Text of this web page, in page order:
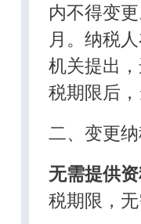
内不得变
月。纳税
机关提出
税期限后
二、变更
无需提供
税期限，